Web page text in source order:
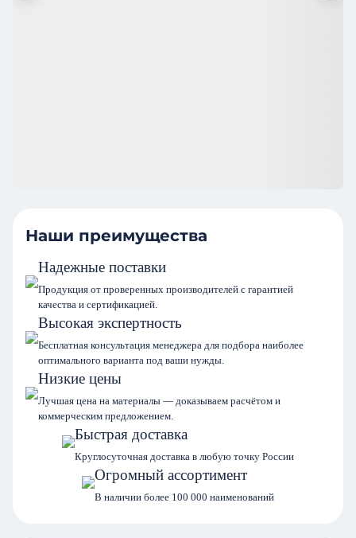
Наши преимущества
Надежные поставки
Продукция от проверенных производителей с гарантией
качества и сертификацией.
Высокая экспертность
Бесплатная консультация менеджера для подбора наиболее
оптимального варианта под ваши нужды.
Низкие цены
Лучшая цена на материалы — доказываем расчётом и
коммерческим предложением.
Быстрая доставка
Круглосуточная доставка в любую точку России
Огромный ассортимент
В наличии более 100 000 наименований